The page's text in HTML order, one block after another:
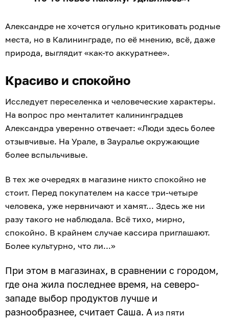
Александре не хочется огульно критиковать родные
места, но в Калининграде, по её мнению, всё, даже
природа, выглядит «как-то аккуратнее».
Красиво и спокойно
Исследует переселенка и человеческие характеры.
На вопрос про менталитет калининградцев
Александра уверенно отвечает: «Люди здесь более
отзывчивые. На Урале, в Зауралье окружающие
более вспыльчивые.
В тех же очередях в магазине никто спокойно не
стоит. Перед покупателем на кассе три-четыре
человека, уже нервничают и хамят... Здесь же ни
разу такого не наблюдала. Всё тихо, мирно,
спокойно. В крайнем случае кассира приглашают.
Более культурно, что ли...»
При этом в магазинах, в сравнении с городом,
где она жила последнее время, на северо-
западе выбор продуктов лучше и
разнообразнее, считает Саша. А из пяти